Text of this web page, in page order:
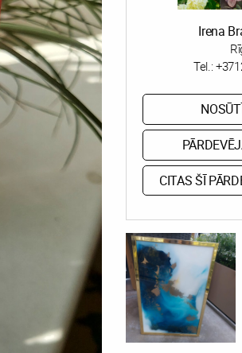
Irena
Tel.:
CITAS ŠĪ